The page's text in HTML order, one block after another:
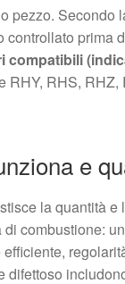
pezzo. Secondo
controllato prima
compatibili
RHY, RHS, RHZ,
e
la quantità
di combustione:
difettoso